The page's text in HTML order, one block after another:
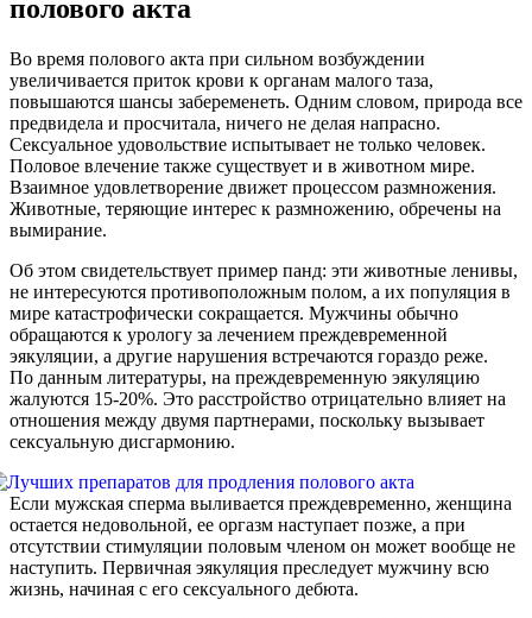
полового акта
Во время полового акта при сильном возбуждении
увеличивается приток крови к органам малого таза,
повышаются шансы забеременеть. Одним словом, природа все
предвидела и просчитала, ничего не делая напрасно.
Сексуальное удовольствие испытывает не только человек.
Половое влечение также существует и в животном мире.
Взаимное удовлетворение движет процессом размножения.
Животные, теряющие интерес к размножению, обречены на
вымирание.
Об этом свидетельствует пример панд: эти животные ленивы,
не интересуются противоположным полом, а их популяция в
мире катастрофически сокращается. Мужчины обычно
обращаются к урологу за лечением преждевременной
эякуляции, а другие нарушения встречаются гораздо реже.
По данным литературы, на преждевременную эякуляцию
жалуются 15-20%. Это расстройство отрицательно влияет на
отношения между двумя партнерами, поскольку вызывает
сексуальную дисгармонию.
Если мужская сперма выливается преждевременно, женщина
остается недовольной, ее оргазм наступает позже, а при
отсутствии стимуляции половым членом он может вообще не
наступить. Первичная эякуляция преследует мужчину всю
жизнь, начиная с его сексуального дебюта.